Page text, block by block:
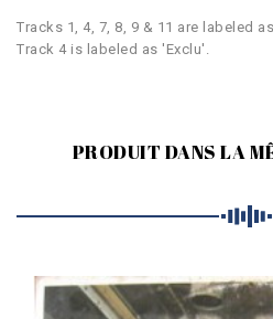
Tracks 1, 4, 7, 8, 9 & 11 are labeled
Track 4 is labeled as 'Exclu'.
PRODUIT DANS LA